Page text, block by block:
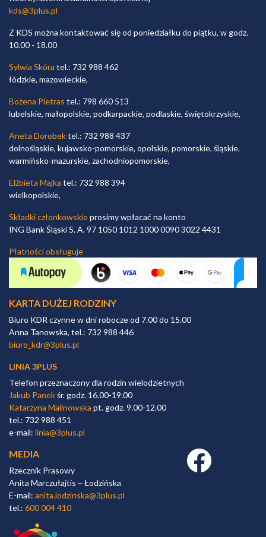
kds@3plus.pl
Z KDS można kontaktować się od poniedziałku do piątku, w godz.
10.00 - 18.00
Sylwia Skóra tel.: 732 988 462
łódzkie, mazowieckie,
Bożena Pietras tel.: 798 660 513
lubelskie, małopolskie, podkarpackie, podlaskie, świętokrzyskie,
Aneta Dorobektel.: 732 988 437
dolnośląskie, kujawsko-pomorskie, opolskie, pomorskie, śląskie,
warmińsko-mazurskie, zachodniopomorskie,
Elżbieta Majka tel.: 732 988 394
wielkopolskie,
Składki członkowskieprosimy wpłacać na konto
ING Bank Śląski S. A. 97 1050 1012 1000 0090 3022 4431
Płatności obsługuje
KARTA DUŻEJ RODZINY
Biuro KDR czynne w dni robocze od 7.00 do 15.00
Anna Tanowska, tel.: 732 988 446
biuro_kdr@3plus.pl
LINIA 3PLUS
Telefon przeznaczony dla rodzin wielodzietnych
Jakub Panekśr. godz. 16.00-19.00
Katarzyna Malinowska pt. godz. 9.00-12.00
tel.: 732 988 451
e-mail: linia@3plus.pl
MEDIA
Rzecznik Prasowy
Anita Marczułajtis – Łodzińska
E-mail: anita.lodzinska@3plus.pl
tel.: 600 004 410
Facebook link